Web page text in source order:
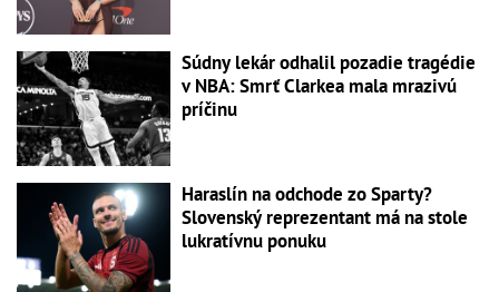
Súdny lekár odhalil pozadie tragédie
v NBA: Smrť Clarkea mala mrazivú
príčinu
Haraslín na odchode zo Sparty?
Slovenský reprezentant má na stole
lukratívnu ponuku